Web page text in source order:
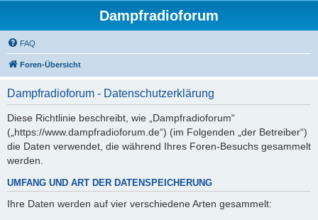
Dampfradioforum
FAQ
Foren-Übersicht
Dampfradioforum - Datenschutzerklärung
Diese Richtlinie beschreibt, wie „Dampfradioforum“
(„https://www.dampfradioforum.de“) (im Folgenden „der Betreiber“)
die Daten verwendet, die während Ihres Foren-Besuchs gesammelt
werden.
UMFANG UND ART DER DATENSPEICHERUNG
Ihre Daten werden auf vier verschiedene Arten gesammelt: